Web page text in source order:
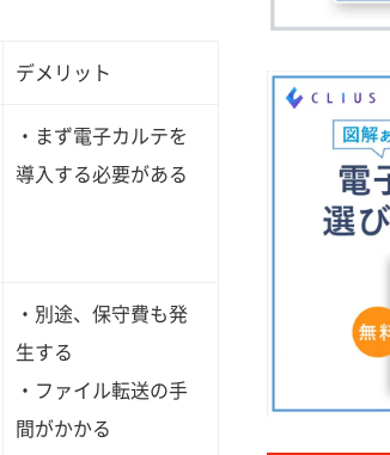
デメリット
・まず電子カルテを
導入する必要がある
・別途、保守費も発
生する
・ファイル転送の手
間がかかる